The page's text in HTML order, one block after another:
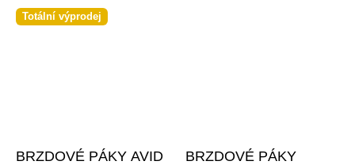
Totální výprodej
BRZDOVÉ PÁKY AVID
BRZDOVÉ PÁKY